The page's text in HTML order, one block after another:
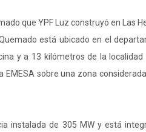
que YPF Luz construyó en Las
está ubicado en el
y a 13 kilómetros de la
EMESA sobre una zona
instalada de 305 MW y está